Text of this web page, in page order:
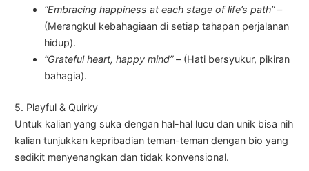
“Embracing happiness at each stage of life’s path” –
(Merangkul kebahagiaan di setiap tahapan perjalanan
hidup).
“Grateful heart, happy mind” – (Hati bersyukur, pikiran
bahagia).
5. Playful & Quirky
Untuk kalian yang suka dengan hal-hal lucu dan unik bisa nih
kalian tunjukkan kepribadian teman-teman dengan bio yang
sedikit menyenangkan dan tidak konvensional.